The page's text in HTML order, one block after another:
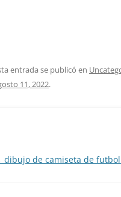
entrada se publicó en
11, 2022.
dibujo de camiseta de